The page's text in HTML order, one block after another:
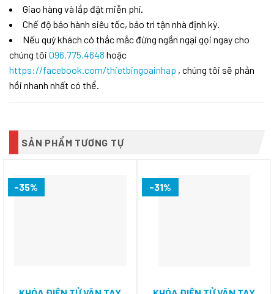
Giao hàng và lắp đặt miễn phí.
Chế độ bảo hành siêu tốc, bảo trì tận nhà định kỳ.
Nếu quý khách có thắc mắc đừng ngần ngại gọi ngay cho
chúng tôi 096.775.4648 hoặc
https://facebook.com/thietbingoainhap , chúng tôi sẽ phản
hồi nhanh nhất có thể.
SẢN PHẨM TƯƠNG TỰ
-35% -31%